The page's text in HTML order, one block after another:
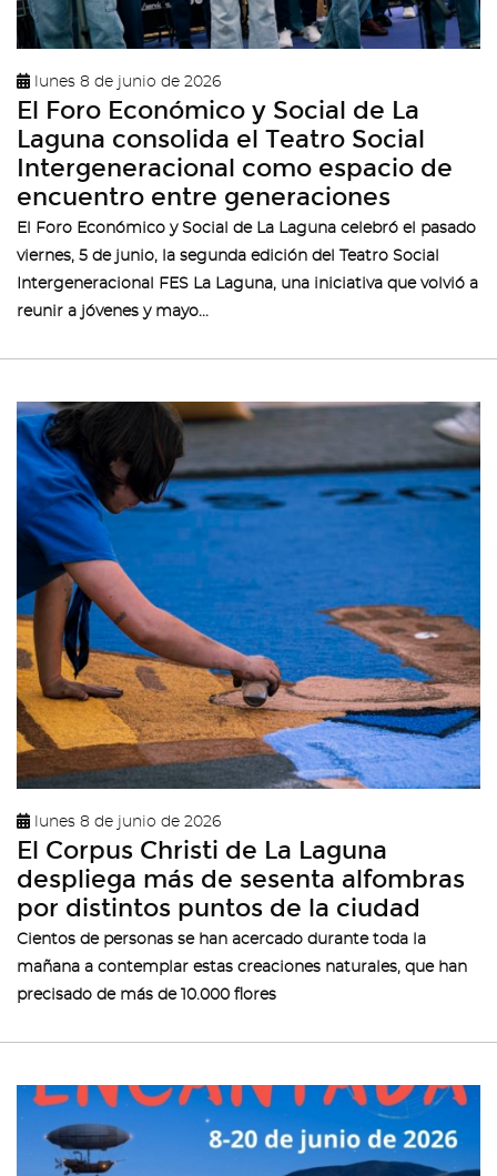
lunes 8 de junio de 2026
El Foro Económico y Social de La
Laguna consolida el Teatro Social
Intergeneracional como espacio de
encuentro entre generaciones
El Foro Económico y Social de La Laguna celebró el pasado
viernes, 5 de junio, la segunda edición del Teatro Social
Intergeneracional FES La Laguna, una iniciativa que volvió a
reunir a jóvenes y mayo...
lunes 8 de junio de 2026
El Corpus Christi de La Laguna
despliega más de sesenta alfombras
por distintos puntos de la ciudad
Cientos de personas se han acercado durante toda la
mañana a contemplar estas creaciones naturales, que han
precisado de más de 10.000 flores